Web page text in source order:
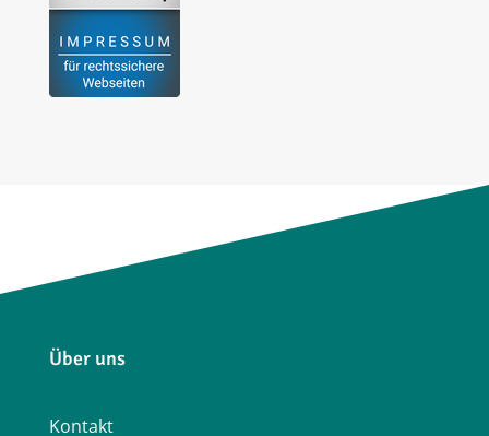
Über uns
Kontakt